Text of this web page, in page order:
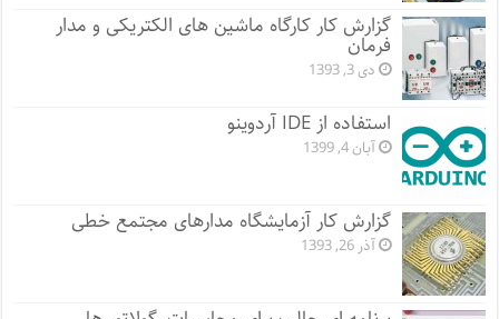
گزارش کار کارگاه ماشین های الکتریکی و مدار
فرمان
دی 3, 1393
استفاده از IDE آردوینو
آبان 4, 1399
گزارش کار آزمایشگاه مدارهای مجتمع خطی
آذر 26, 1393